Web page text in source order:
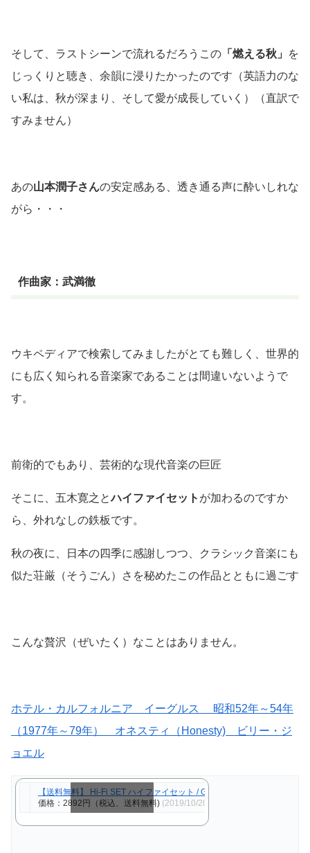
そして、ラストシーンで流れるだろうこの 「燃える秋」
を
じっくりと聴き、余韻に浸りたかったのです （英語力のな
い私は、秋が深まり、そして愛が成長していく）（直訳で
すみません）
あの山本潤子さんの安定感ある、透き通る声に酔いしれな
がら・・・
作曲家：武満徹
ウキペディアで検索してみましたがとても難しく、世界的
にも広く知られる音楽家であることは間違いないようで
す。
前衛的でもあり、芸術的な現代音楽の巨匠
そこに、五木寛之とハイファイセット が加わるのですか
ら、外れなしの鉄板です。
秋の夜に、日本の四季に感謝しつつ、クラシック音楽にも
似た荘厳（そうごん）さを秘めたこの作品とともに過ごす
こんな贅沢（ぜいたく）なことはありません。
ホテル・カルフォルニア イーグルス 昭和52年～54年
（1977年～79年） オネスティ（Honesty) ビリー・ジ
ョエル
【送料無料】 Hi-Fi SET ハイファイセット / GOLDEN☆BEST ハイ・フ
価格：2892円（税込、送料無料) (2019/10/20時点)